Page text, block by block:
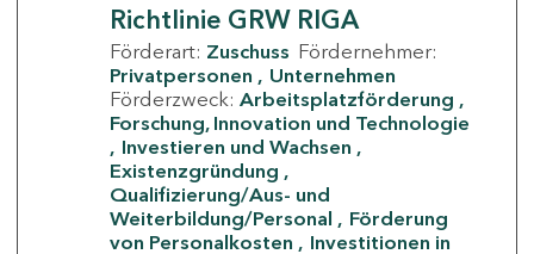
Richtlinie GRW RIGA
Förderart: Zuschuss Fördernehmer:
Privatpersonen
Unternehmen
Förderzweck: Arbeitsplatzförderung
Forschung, Innovation und Technologie
Investieren und Wachsen
Existenzgründung
Qualifizierung/Aus- und
Weiterbildung/Personal
Förderung
von Personalkosten
Investitionen in